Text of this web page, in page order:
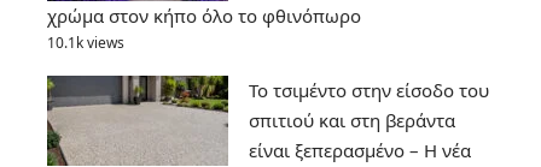
χρώμα στον κήπο όλο το φθινόπωρο
10.1k views
Το τσιμέντο στην είσοδο του
σπιτιού και στη βεράντα
είναι ξεπερασμένο – Η νέα